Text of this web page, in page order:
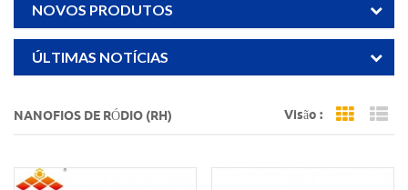
NOVOS PRODUTOS
ÚLTIMAS NOTÍCIAS
NANOFIOS DE RÓDIO (RH) Visão : Grid